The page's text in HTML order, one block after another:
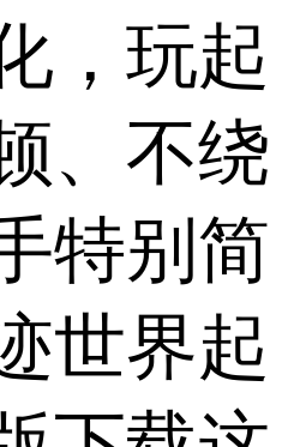
，玩起
、不绕
特别简
世界起